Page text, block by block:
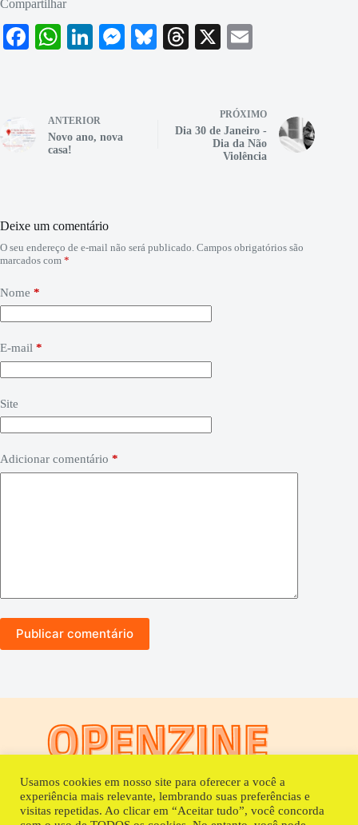
Compartilhar
Fa
ok
W
A
pp
Li
In
M
Bl
T
X
ANTERIOR
Novo ano, nova
casa!
PRÓXIMO
Dia 30 de Janeiro -
Dia da Não
Violência
Deixe um comentário
O seu endereço de e-mail não será publicado. Campos obrigatórios são
marcados com *
Nome *
E-mail *
Site
Adicionar comentário *
Publicar comentário
Fora da Caixa Coletivo Cultural
Usamos cookies em nosso site para oferecer a você a
experiência mais relevante, lembrando suas preferências e
visitas repetidas. Ao clicar em “Aceitar tudo”, você concorda